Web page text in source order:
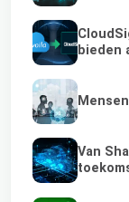
bieden
Van